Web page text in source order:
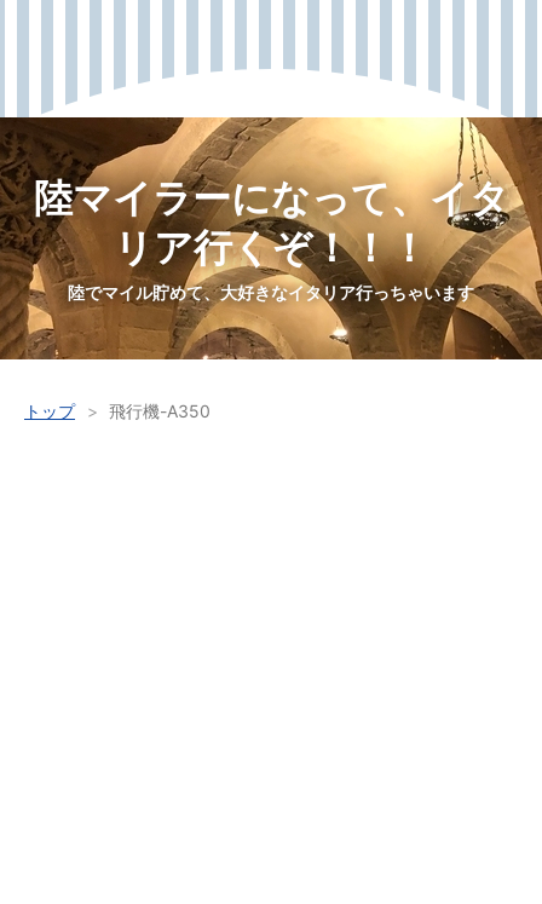
陸マイラーになって、イタ
リア行くぞ！！！
陸でマイル貯めて、大好きなイタリア行っちゃいます
トップ > 飛行機-A350